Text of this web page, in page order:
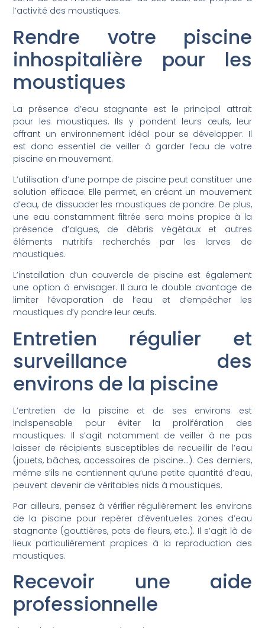
l’activité des moustiques.
Rendre votre piscine
inhospitalière pour les
moustiques
La présence d’eau stagnante est le principal attrait
pour les moustiques. Ils y pondent leurs œufs, leur
offrant un environnement idéal pour se développer. Il
est donc essentiel de veiller à garder l’eau de votre
piscine en mouvement.
L’utilisation d’une pompe de piscine peut constituer une
solution efficace. Elle permet, en créant un mouvement
d’eau, de dissuader les moustiques de pondre. De plus,
une eau constamment filtrée sera moins propice à la
présence d’algues, de débris végétaux et autres
éléments nutritifs recherchés par les larves de
moustiques.
L’installation d’un couvercle de piscine est également
une option à envisager. Il aura le double avantage de
limiter l’évaporation de l’eau et d’empêcher les
moustiques d’y pondre leur œufs.
Entretien régulier et
surveillance des
environs de la piscine
L’entretien de la piscine et de ses environs est
indispensable pour éviter la prolifération des
moustiques. Il s’agit notamment de veiller à ne pas
laisser de récipients susceptibles de recueillir de l’eau
(jouets, bâches, accessoires de piscine…). Ces derniers,
même s’ils ne contiennent qu’une petite quantité d’eau,
peuvent devenir de véritables nids à moustiques.
Par ailleurs, pensez à vérifier régulièrement les environs
de la piscine pour repérer d’éventuelles zones d’eau
stagnante (gouttières, pots de fleurs, etc.). Il s’agit là de
lieux particulièrement propices à la reproduction des
moustiques.
Recevoir une aide
professionnelle